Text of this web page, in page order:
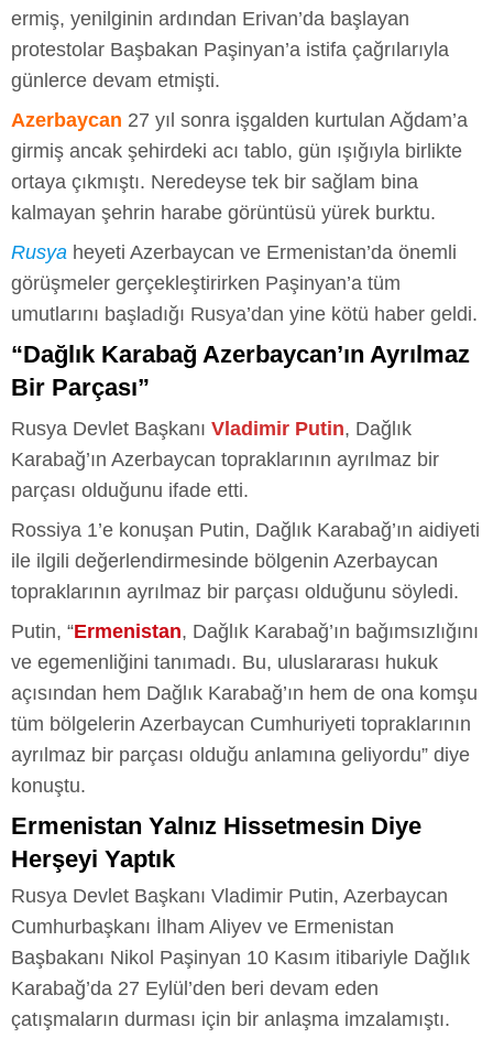
ermiş, yenilginin ardından Erivan’da başlayan
protestolar Başbakan Paşinyan’a istifa çağrılarıyla
günlerce devam etmişti.
Azerbaycan 27 yıl sonra işgalden kurtulan Ağdam’a
girmiş ancak şehirdeki acı tablo, gün ışığıyla birlikte
ortaya çıkmıştı. Neredeyse tek bir sağlam bina
kalmayan şehrin harabe görüntüsü yürek burktu.
Rusya heyeti Azerbaycan ve Ermenistan’da önemli
görüşmeler gerçekleştirirken Paşinyan’a tüm
umutlarını başladığı Rusya’dan yine kötü haber geldi.
“Dağlık Karabağ Azerbaycan’ın Ayrılmaz
Bir Parçası”
Rusya Devlet Başkanı Vladimir Putin, Dağlık
Karabağ’ın Azerbaycan topraklarının ayrılmaz bir
parçası olduğunu ifade etti.
Rossiya 1’e konuşan Putin, Dağlık Karabağ’ın aidiyeti
ile ilgili değerlendirmesinde bölgenin Azerbaycan
topraklarının ayrılmaz bir parçası olduğunu söyledi.
Putin, “Ermenistan, Dağlık Karabağ’ın bağımsızlığını
ve egemenliğini tanımadı. Bu, uluslararası hukuk
açısından hem Dağlık Karabağ’ın hem de ona komşu
tüm bölgelerin Azerbaycan Cumhuriyeti topraklarının
ayrılmaz bir parçası olduğu anlamına geliyordu” diye
konuştu.
Ermenistan Yalnız Hissetmesin Diye
Herşeyi Yaptık
Rusya Devlet Başkanı Vladimir Putin, Azerbaycan
Cumhurbaşkanı İlham Aliyev ve Ermenistan
Başbakanı Nikol Paşinyan 10 Kasım itibariyle Dağlık
Karabağ’da 27 Eylül’den beri devam eden
çatışmaların durması için bir anlaşma imzalamıştı.